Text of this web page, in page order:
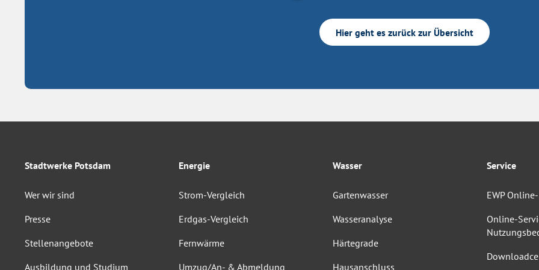
Hier geht es zurück zur Übersicht
Stadtwerke Potsdam
Wer wir sind
Presse
Stellenangebote
Ausbildung und Studium
Energie
Strom-Vergleich
Erdgas-Vergleich
Fernwärme
Umzug/An- & Abmeldung
Wasser
Gartenwasser
Wasseranalyse
Härtegrade
Hausanschluss
Service
EWP
Online-